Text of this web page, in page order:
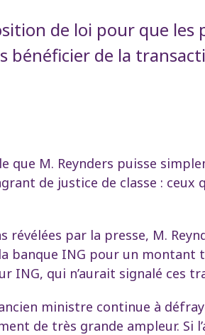
de loi pour que
bénéficier de la
que M. Reynders puisse
de justice de classe :
révélées par la presse, M.
banque ING pour un montant
ING, qui n’aurait signalé ces
ministre continue à
de très grande ampleur. Si